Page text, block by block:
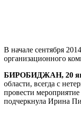
В начале сентября
организационного
БИРОБИДЖАН, 20
области, всегда с
провести
подчеркнула Ирина